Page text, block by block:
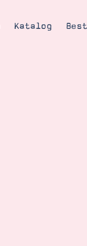
Katalog